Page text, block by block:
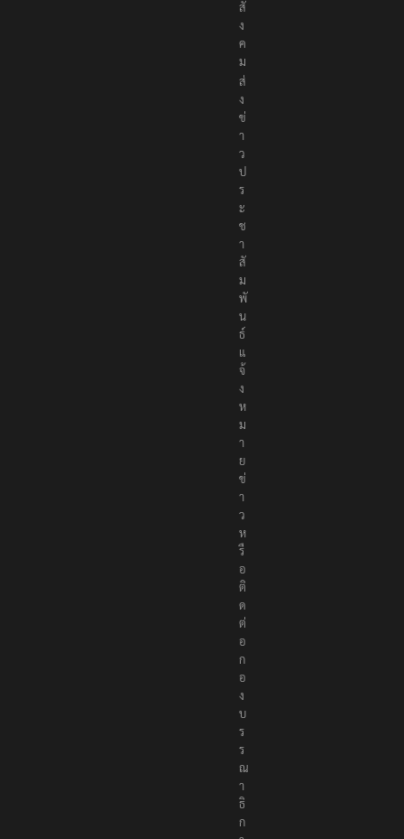
พื่
อ
สั
ง
ค
ม
ส่
ง
ข่
า
ว
ป
ร
ะ
ช
า
สั
ม
พั
น
ธ์
แ
จ้
ง
ห
ม
า
ย
ข่
า
ว
ห
รื
อ
ติ
ด
ต่
อ
ก
อ
ง
บ
ร
ร
ณ
า